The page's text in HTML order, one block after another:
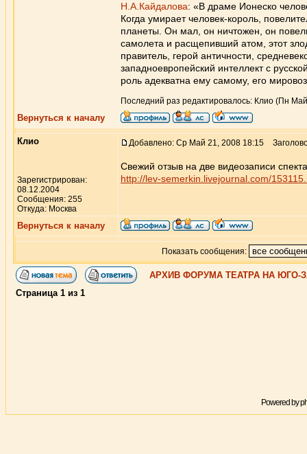
Н.А.Кайдалова: «В драме Ионеско
Когда умирает человек-король,
планеты. Он мал, он ничтожен, он
самолета и расщепивший атом, этот
правитель, герой античности,
западноевропейский интеллект с
роль адекватна ему самому, его
Последний раз редактировалось: Клио (Пн
Вернуться к началу
Клио
Зарегистрирован:
08.12.2004
Сообщения: 255
Откуда: Москва
Добавлено: Ср Май 21, 2008 18:15
Свежий отзыв на две видеозаписи
http://lev-semerkin.livejournal.com/
Вернуться к началу
Показать сообщения:
АРХИВ ФОРУМА ТЕАТРА НА ЮГО-
Страница 1 из 1
Powered by